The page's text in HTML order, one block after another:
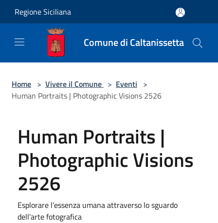
Regione Siciliana
Comune di Caltanissetta
Home > Vivere il Comune > Eventi >
Human Portraits | Photographic Visions 2526
Human Portraits |
Photographic Visions
2526
Esplorare l’essenza umana attraverso lo sguardo
dell’arte fotografica